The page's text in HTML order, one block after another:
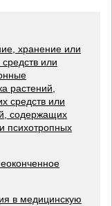
хранение или
или
растений,
средств или
содержащих
психотропных
в медицинскую